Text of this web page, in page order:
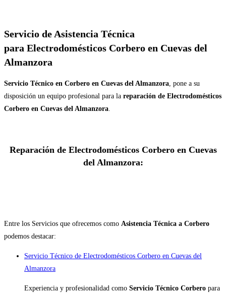
Servicio de Asistencia Técnica
para Electrodomésticos Corbero en Cuevas del
Almanzora
Servicio Técnico en Corbero en Cuevas del Almanzora, pone a su
disposición un equipo profesional para la reparación de Electrodomésticos
Corbero en Cuevas del Almanzora.
Reparación de Electrodomésticos Corbero en Cuevas
del Almanzora:
Entre los Servicios que ofrecemos como Asistencia Técnica a Corbero
podemos destacar:
Servicio Técnico de Electrodomésticos Corbero en Cuevas del
Almanzora
Experiencia y profesionalidad como Servicio Técnico Corbero para